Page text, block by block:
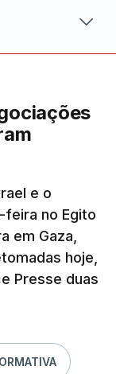
e o
feira no Egito
em Gaza,
hoje,
Presse duas